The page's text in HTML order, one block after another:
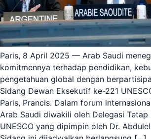
Paris, 8 April 2025 — Arab Saudi
komitmennya terhadap pendidikan,
pengetahuan global dengan
Sidang Dewan Eksekutif ke-221
Paris, Prancis. Dalam forum
Arab Saudi diwakili oleh Delegasi Tetap
UNESCO yang dipimpin oleh Dr.